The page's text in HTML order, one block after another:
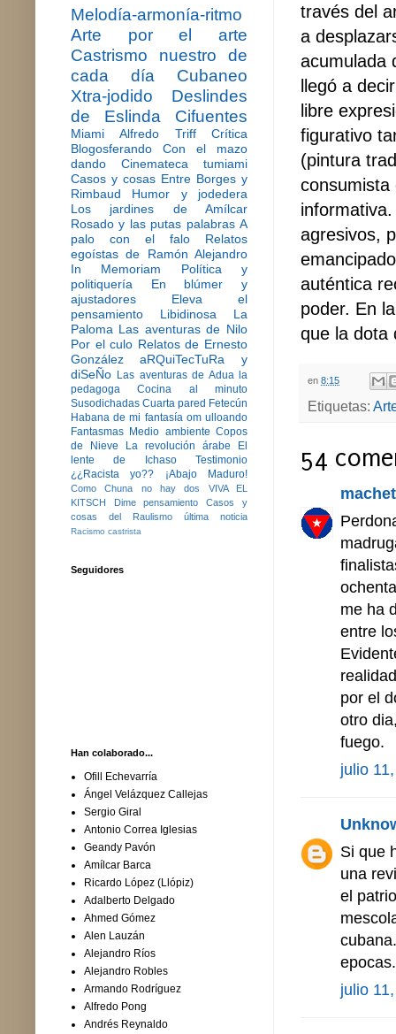
través del
a
acumulada
llegó a
libre
figurativo
(pintura
consumista
agresivos,
auténtica
poder. En
que la dota
en 8:15
Etiquetas:
54
me ha
entre
por el
otro
fuego.
julio
Si que
una
el
epocas.
julio
Melodía-armonía-ritmo
Arte por el arte
Castrismo nuestro de
cada día
Cubaneo
Xtra-jodido
Deslindes
de Eslinda Cifuentes
Miami Alfredo Triff
Crítica
Blogosferando
Con el mazo
dando
Cinemateca tumiami
Casos y cosas Entre Borges y
Rimbaud
Humor y jodedera
Los jardines de Amílcar
Rosado y las putas palabras A
palo con el falo
Relatos
egoístas de Ramón Alejandro
In Memoriam
Política y
politiquería
En blúmer y
ajustadores
Eleva el
pensamiento
Libidinosa
La
Paloma Las aventuras de Nilo
Por el culo Relatos de Ernesto
González
aRQuiTecTuRa y
diSeÑo Las aventuras de Adua la
pedagoga
Cocina al minuto
Susodichadas Cuarta pared Fetecún
Habana de mi fantasía om ulloando
Fantasmas Medio ambiente Copos
de Nieve
La revolución árabe
El
lente de Ichaso
Testimonio
¿¿Racista yo??
¡Abajo Maduro!
Como Chuna no hay dos
VIVA EL
KITSCH
Dime pensamiento
Casos y
cosas del Raulismo
última noticia
Racismo castrista
Seguidores
Han colaborado...
Ofill Echevarría
Ángel Velázquez Callejas
Sergio Giral
Antonio Correa Iglesias
Geandy Pavón
Amílcar Barca
Ricardo López (Llópiz)
Adalberto Delgado
Ahmed Gómez
Alen Lauzán
Alejandro Ríos
Alejandro Robles
Armando Rodríguez
Alfredo Pong
Andrés Reynaldo